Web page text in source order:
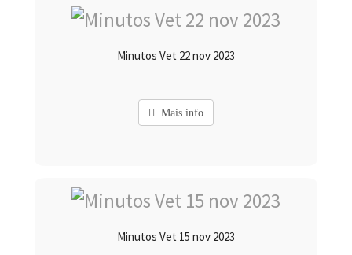
Minutos Vet 22 nov 2023
Mais info
Minutos Vet 15 nov 2023